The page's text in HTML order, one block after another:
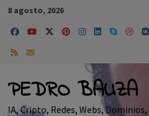
Saltar
contenido
8 agosto, 2026
PEDRO BAUZA
IA, Cripto, Redes, Webs,